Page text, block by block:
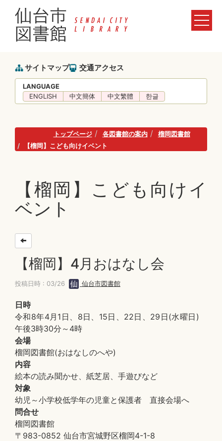
サイトマップ 交通アクセス
LANGUAGE
ENGLISH
中文簡体 中文繁體 한글
トップページ 各図書館の案内
榴岡図書館
【榴岡】こども向けイベント
【榴岡】こども向けイ
ベント
【榴岡】4月おはなし会
投稿日時 : 03/26 仙台市図書館
日時
令和8年4月1日、8日、15日、22日、29日(水曜日)
午後3時30分～4時
会場
榴岡図書館(おはなしのへや)
内容
絵本の読み聞かせ、紙芝居、手遊びなど
対象
幼児～小学校低学年の児童と保護者 直接会場へ
問合せ
榴岡図書館
〒983-0852 仙台市宮城野区榴岡4-1-8